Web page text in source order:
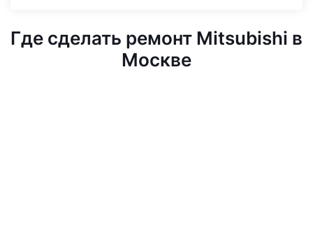
Где сделать ремонт Mitsubishi в
Москве